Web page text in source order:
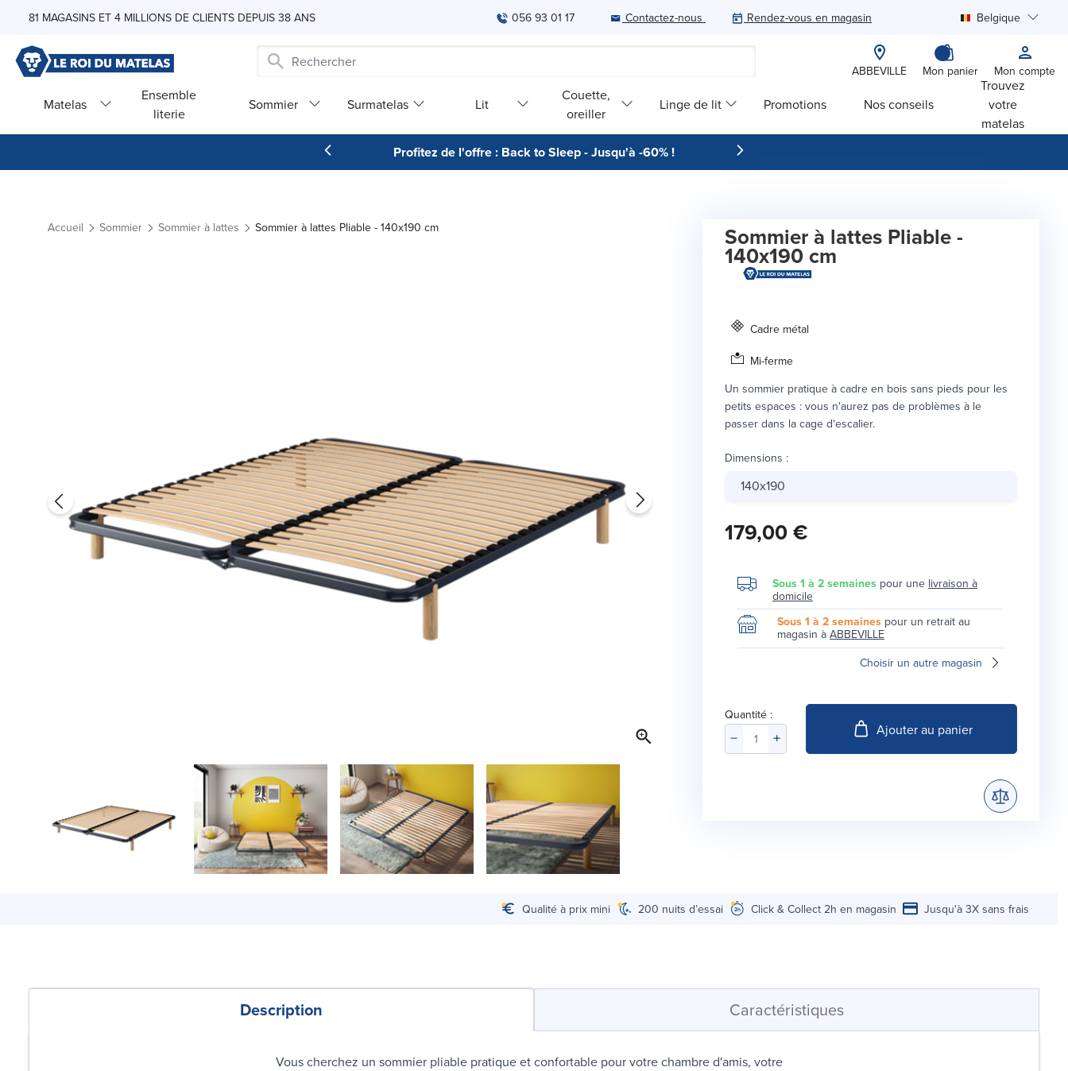
81 MAGASINS ET 4 MILLIONS DE CLIENTS DEPUIS 38 ANS 056 93 01 17 Contactez-nous Rendez-vous en magasin Belgique
ABBEVILLE Mon panier Mon compte
Matelas
Ensemble
literie
Sommier Surmatelas Lit
Couette,
oreiller
Linge de lit Promotions Nos conseils
Trouvez
votre
matelas
Profitez de l'offre : Back to Sleep - Jusqu'à -60% !
Accueil Sommier Sommier à lattes Sommier à lattes Pliable - 140x190 cm Sommier à lattes Pliable -
140x190 cm
Cadre métal
Mi-ferme
Un sommier pratique à cadre en bois sans pieds pour les
petits espaces : vous n'aurez pas de problèmes à le
passer dans la cage d'escalier.
Dimensions :
140x190
179,00 €
Sous 1 à 2 semaines pour une livraison à
domicile
Sous 1 à 2 semaines pour un retrait au
magasin à ABBEVILLE
Choisir un autre magasin
Quantité :
Ajouter au panier
Qualité à prix mini 200 nuits d’essai Click & Collect 2h en magasin Jusqu'à 3X sans frais
Description Caractéristiques
Vous cherchez un sommier pliable pratique et confortable pour votre chambre d'amis, votre